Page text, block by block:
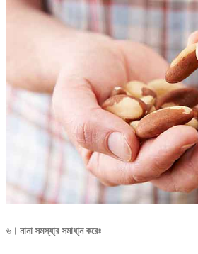
৬। নানা সমস্যা্র সমাধা্ন করেঃ